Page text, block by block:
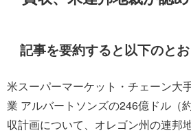
記事を要約すると以下のとお
米スーパーマーケット・チェーン大
業 アルバートソンズの246億ドル（
収計画について、オレゴン州の連邦